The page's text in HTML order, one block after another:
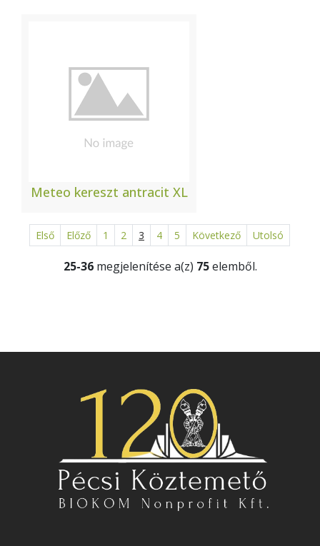
Meteo kereszt antracit XL
Első Előző 1 2 3 4 5 Következő Utolsó
25-36megjelenítése a(z) 75elemből.